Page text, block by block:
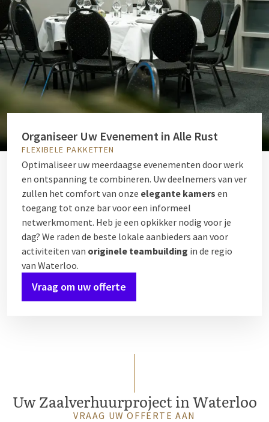
Organiseer Uw Evenement in Alle Rust
FLEXIBELE PAKKETTEN
Optimaliseer uw meerdaagse evenementen door werk
en ontspanning te combineren. Uw deelnemers van ver
zullen het comfort van onze elegante kamers en
toegang tot onze bar voor een informeel
netwerkmoment. Heb je een opkikker nodig voor je
dag? We raden de beste lokale aanbieders aan voor
activiteiten van originele teambuilding in de regio
van Waterloo.
Vraag om uw offerte
Uw Zaalverhuurproject in Waterloo
VRAAG UW OFFERTE AAN